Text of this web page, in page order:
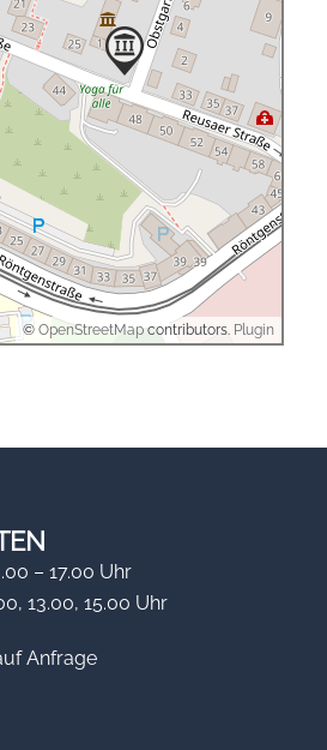
©OpenStreetMapcontributors. Plugin
– 17.00 Uhr
13.00, 15.00 Uhr
Anfrage